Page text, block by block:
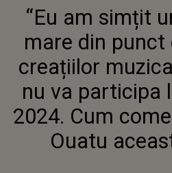
DE
CUM
“Eu am simțit
mare din punct
creațiilor
nu va participa
2024. Cum
Ouatu